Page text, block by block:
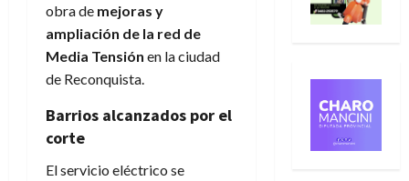
obra de mejoras y
ampliación de la red de
Media Tensión en la ciudad
de Reconquista.
Barrios alcanzados por el
corte
El servicio eléctrico se